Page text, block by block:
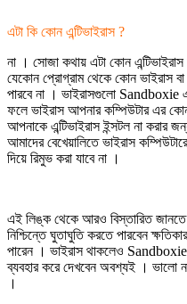
এটা কি কোন এন্টিভাইরাস ?
না । সোজা কথায় এটা কোন
যেকোন প্রোগ্রাম থেকে কোন ভাইরাস
পারবে না । ভাইরাসগুলো Sandboxie
ফলে ভাইরাস আপনার কম্পিউটার এর
আপনাকে এন্টিভাইরাস ইন্সটল না করার
আমাদের বেখেয়ালিতে ভাইরাস
দিয়ে রিমুভ করা যাবে না ।
এই লিঙ্ক থেকে আরও বিস্তারিত জানতে
নিশ্চিন্তে ঘুতাঘুতি করতে পারবেন
পারেন । ভাইরাস থাকলেও Sandboxie
ব্যবহার করে দেখবেন অবশ্যই । ভালো
।